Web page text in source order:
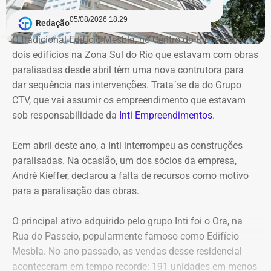
Segundo a atual gestão, os levantamentos preliminares
indicam que o instituto vinha sendo utilizado para
descentralizar recursos públicos por meio de
contratações com baixo nível de controle, aproveitando a
maior flexibilidade financeira conferida à natureza
jurídica da autarquia.
COM INFORMAÇÕES DO RJ2/TV GLOBO
Redação05/08/2026 18:29
O tradicional Edifício Mesbla, no Centro do Rio, e mais
dois edifícios na Zona Sul do Rio que estavam com obras
paralisadas desde abril têm uma nova contrutora para
dar sequência nas intervenções. Trata´se da do Grupo
CTV, que vai assumir os empreendimento que estavam
sob responsabilidade da Inti Empreendimentos.
Eem abril deste ano, a Inti interrompeu as construções
paralisadas. Na ocasião, um dos sócios da empresa,
André Kieffer, declarou a falta de recursos como motivo
para a paralisação das obras.
O principal ativo adquirido pelo grupo Inti foi o Ora, na
Rua do Passeio, popularmente famoso como Edifício
Mesbla. No ano passado, as vendas desse residencial
aconteceram em tempo recorde: 191 unidades em menos